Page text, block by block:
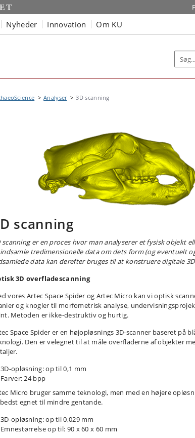
Nyheder Innovation Om KU
Analyser 3D scanning
scanning
scanning er en proces hvor man analyserer et fysisk objekt
tredimensionelle data om dets form (og eventuelt
data kan derefter bruges til at konstruere digitale
3D overfladescanning
vores Artec Space Spider og Artec Micro kan vi optisk
og knogler til morfometrisk analyse,
Metoden er ikke-destruktiv og hurtig.
Space Spider er en højopløsnings 3D-scanner baseret på
Den er velegnet til at måle overfladerne af objekter
3D-opløsning: op til 0,1 mm
Farver: 24 bpp
Micro bruger samme teknologi, men med en højere
egnet til mindre gentande.
3D-opløsning: op til 0,029 mm
Emnestørrelse op til: 90 x 60 x 60 mm